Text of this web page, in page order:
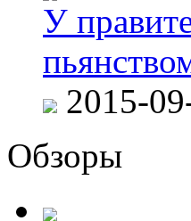
У
2015-
Обзоры